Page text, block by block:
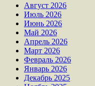
Август 2026
Июль 2026
Июнь 2026
Май 2026
Апрель 2026
Март 2026
Февраль 2026
Январь 2026
Декабрь 2025